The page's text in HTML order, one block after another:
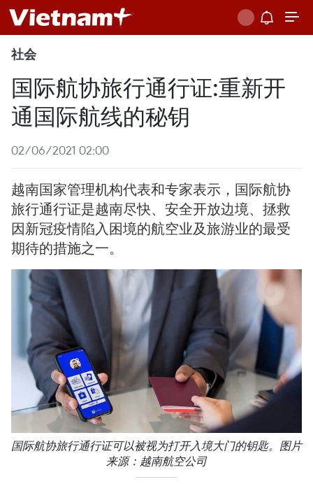
社会
国际航协旅行通行证:重新开
通国际航线的秘钥
02/06/2021 02:00
越南国家管理机构代表和专家表示，国际航协
旅行通行证是越南尽快、安全开放边境、拯救
因新冠疫情陷入困境的航空业及旅游业的最受
期待的措施之一。
国际航协旅行通行证可以被视为打开入境大门的钥匙。图片
来源：越南航空公司